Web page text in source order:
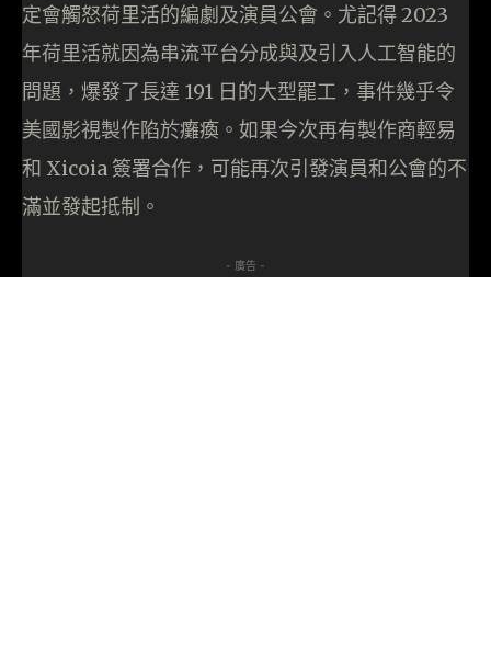
定會觸怒荷里活的編劇及演員公會。尤記得 2023
年荷里活就因為串流平台分成與及引入人工智能的
問題，爆發了長達 191 日的大型罷工，事件幾乎令
美國影視製作陷於癱瘓。如果今次再有製作商輕易
和 Xicoia 簽署合作，可能再次引發演員和公會的不
滿並發起抵制。
- 廣告 -